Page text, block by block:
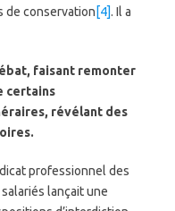
de conservation [4]. Il a
faisant remonter
certains
révélant des
professionnel des
lançait une